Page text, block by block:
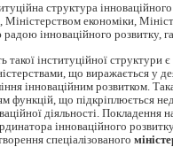
структура
Міністерством економіки,
інноваційного розвитку,
такої інституційної структури
що виражається у
інноваційним розвитком.
функцій, що підкріплюється
діяльності. Покладення
інноваційного
спеціалізованого